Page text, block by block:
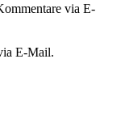
via E-
E-Mail.